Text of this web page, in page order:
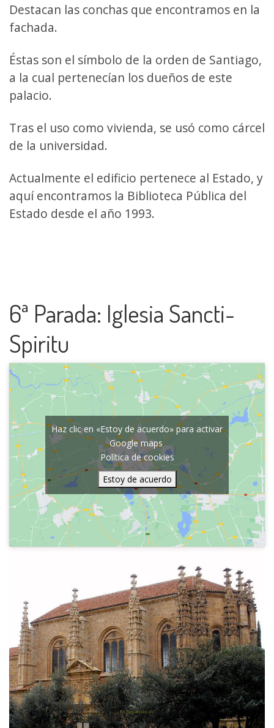
Destacan las conchas que encontramos en la
fachada.
Éstas son el símbolo de la orden de Santiago,
a la cual pertenecían los dueños de este
palacio.
Tras el uso como vivienda, se usó como cárcel
de la universidad.
Actualmente el edificio pertenece al Estado, y
aquí encontramos la Biblioteca Pública del
Estado desde el año 1993.
6ª Parada: Iglesia Sancti-
Spiritu
Haz clic en «Estoy de acuerdo» para activar
Google maps
Política de cookies
Estoy de acuerdo